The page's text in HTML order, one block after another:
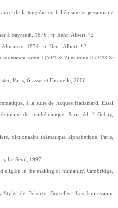
de la tragédie ou hellénisme et pessimisme
à Bayreuth, 1876 ; tr. Henri Albert. *2
1874 ; tr. Henri Albert. *2
tome I (VP1 & 2) et tome II (VP3 &
Paris, Grasset et Fasquelle, 2006.
à la suite de Jacques Hadamard, Essai
des mathématique, Paris, éd. J. Gabay,
dictionnaire thématique alphabétique, Paris,
Le Seuil, 1997.
eligion in the making of humanity, Cambridge,
de Deleuze, Bruxelles, Les Impressions